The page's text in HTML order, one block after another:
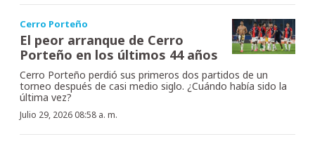
Cerro Porteño
El peor arranque de Cerro
Porteño en los últimos 44 años
Cerro Porteño perdió sus primeros dos partidos de un
torneo después de casi medio siglo. ¿Cuándo había sido la
última vez?
Julio 29, 2026 08:58 a. m.